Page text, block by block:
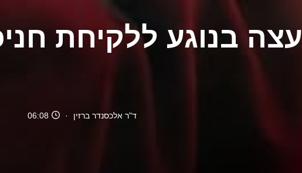
עצה בנוגע ללקיחת
ד"ר אלכסנדר ברזין 06:08